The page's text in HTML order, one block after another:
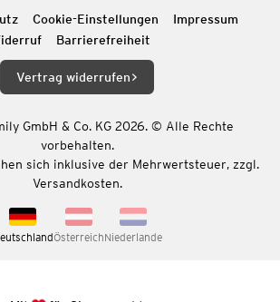
Cookie-Einstellungen
Impressum
Barrierefreiheit
Vertrag widerrufen
GmbH & Co. KG 2026. © Alle Rechte
vorbehalten.
sich inklusive der Mehrwertsteuer, zzgl.
Versandkosten.
ÖsterreichNiederlande